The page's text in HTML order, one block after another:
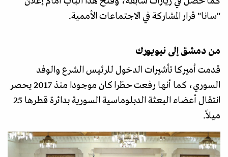
"سانا" قرار المشاركة في الاجتماعات الأممية.
من دمشق إلى نيويورك
قدمت أميركا تأشيرات الدخول للرئيس الشرع والوفد
السوري، كما أنها رفعت حظرا كان موجودا منذ 2017 يحصر
انتقال أعضاء البعثة الدبلوماسية السورية بدائرة قطرها 25
ميلاً.